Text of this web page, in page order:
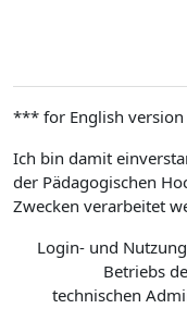
*** for English
Ich bin damit
der Pädagogischen
Zwecken verarbeitet
Login- und
Betriebs
technischen